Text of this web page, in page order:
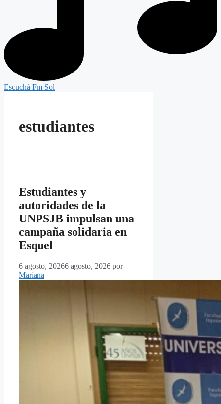
Escuchá Fm Sol
estudiantes
Estudiantes y
autoridades de la
UNPSJB impulsan una
campaña solidaria en
Esquel
6 agosto, 20266 agosto, 2026 por
Mariana